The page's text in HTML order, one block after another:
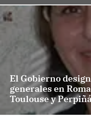
El Gobierno
generales en
Toulouse y